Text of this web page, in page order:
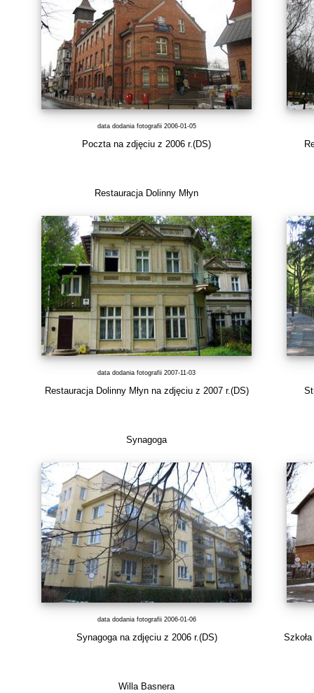
data dodania fotografii 2006-01-05
Poczta na zdjęciu z 2006 r.(DS)
Restauracja Dolinny Młyn
data dodania fotografii 2007-11-03
Restauracja Dolinny Młyn na zdjęciu z 2007 r.(DS)
Synagoga
data dodania fotografii 2006-01-06
Synagoga na zdjęciu z 2006 r.(DS)
Willa Basnera